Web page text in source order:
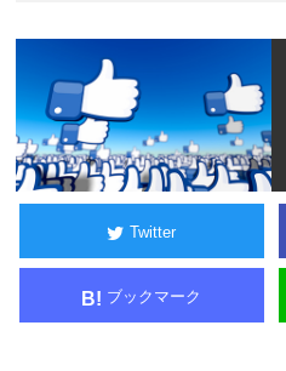
Twitter
B! ブックマーク